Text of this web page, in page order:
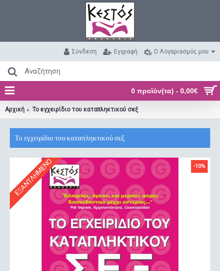
0 προϊόν(τα) - 0,00€
Σύνδεση Εγγραφή O Λογαριασμός μου
Αρχική Το εγχειρίδιο του καταπληκτικού σεξ
Το εγχειρίδιο του καταπληκτικού σεξ
-10%
ΕΞΑΝΤΛΗΜΈΝΟ